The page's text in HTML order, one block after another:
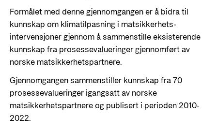
Formålet med denne gjennomgangen er å bidra til
kunnskap om klimatilpasning i matsikkerhets-
intervensjoner gjennom å sammenstille eksisterende
kunnskap fra prosessevalueringer gjennomført av
norske matsikkerhetspartnere.
Gjennomgangen sammenstiller kunnskap fra 70
prosessevalueringer igangsatt av norske
matsikkerhetspartnere og publisert i perioden 2010-
2022.